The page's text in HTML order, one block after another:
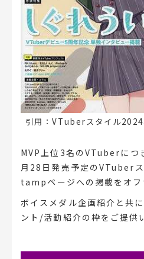
引用：VTuberスタイル2024
MVP上位3名のVTuberにつ
月28日発売予定のVTuber
tampページへの掲載をオフ
ボイスメダル企画紹介と共
ント/活動紹介の枠をご提供